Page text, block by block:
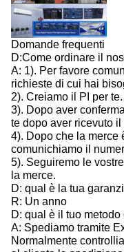
Domande frequenti
D:Come ordinare il
A: 1). Per favore
richieste di cui hai
2). Creiamo il PI per te.
3). Dopo aver
te dopo aver ricevuto il
4). Dopo che la merce
comunichiamo il
5). Seguiremo le
la merce.
D: qual è la tua
R: Un anno
D: qual è il tuo
A: Spediamo tramite
Normalmente